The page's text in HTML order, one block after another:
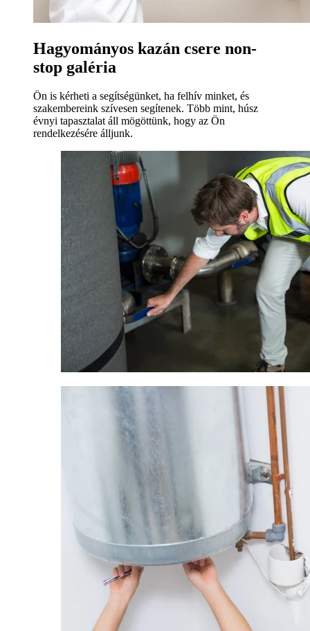
Hagyományos kazán csere non-
stop galéria
Ön is kérheti a segítségünket, ha felhív minket, és
szakembereink szívesen segítenek. Több mint, húsz
évnyi tapasztalat áll mögöttünk, hogy az Ön
rendelkezésére álljunk.